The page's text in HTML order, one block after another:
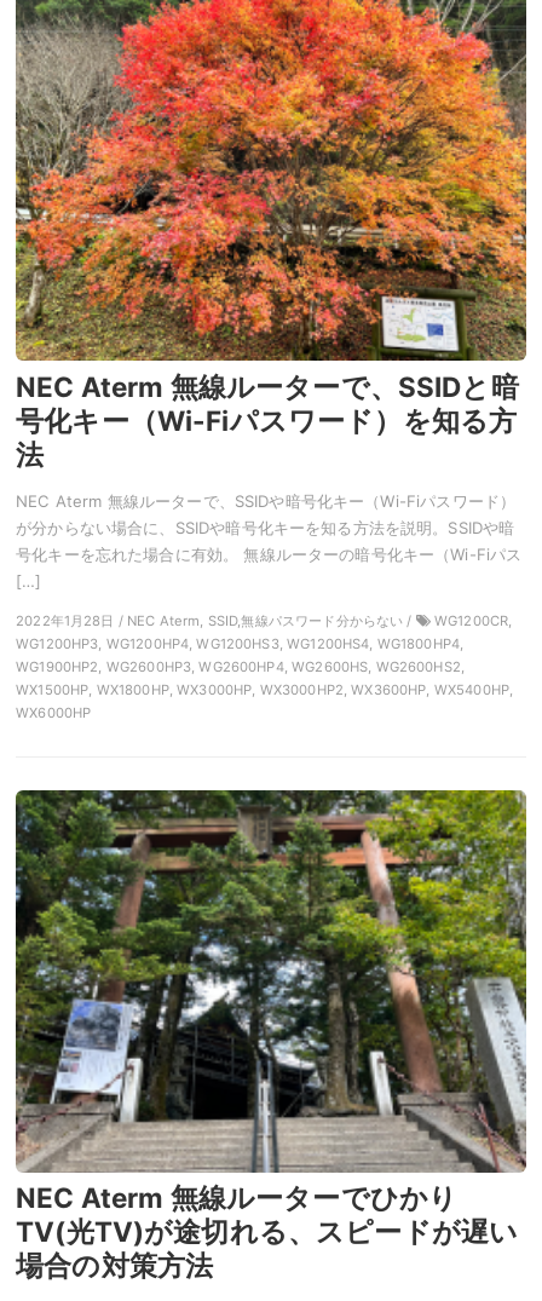
NEC Aterm 無線ルーターで、SSIDと暗
号化キー（Wi-Fiパスワード）を知る方
法
NEC Aterm 無線ルーターで、SSIDや暗号化キー（Wi-Fiパスワード）
が分からない場合に、SSIDや暗号化キーを知る方法を説明。SSIDや暗
号化キーを忘れた場合に有効。 無線ルーターの暗号化キー（Wi-Fiパス
[…]
2022年1月28日 / NEC Aterm, SSID,無線パスワード分からない /
WG1200CR,
WG1200HP3, WG1200HP4, WG1200HS3, WG1200HS4, WG1800HP4,
WG1900HP2, WG2600HP3, WG2600HP4, WG2600HS, WG2600HS2,
WX1500HP, WX1800HP, WX3000HP, WX3000HP2, WX3600HP, WX5400HP,
WX6000HP
NEC Aterm 無線ルーターでひかり
TV(光TV)が途切れる、スピードが遅い
場合の対策方法